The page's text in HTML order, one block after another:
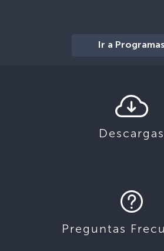
Ir a Programas
Descargas
Preguntas